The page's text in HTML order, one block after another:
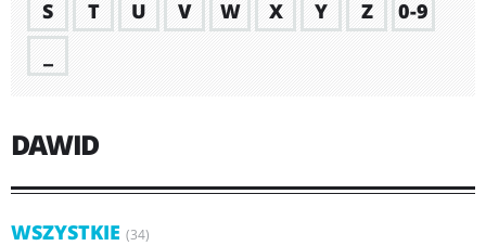
S
T U V W X Y Z
0-9
DAWID
WSZYSTKIE (34)